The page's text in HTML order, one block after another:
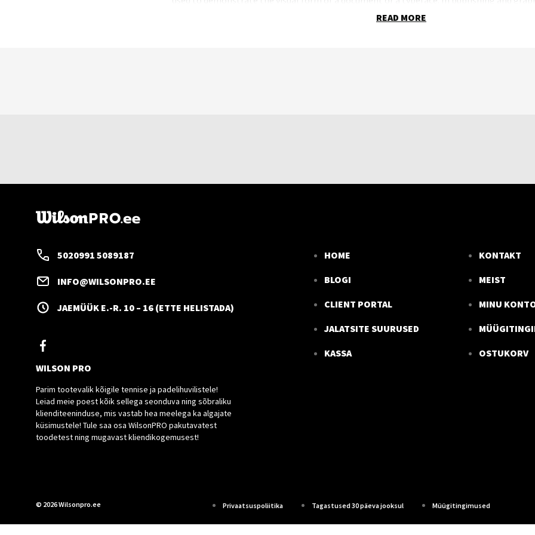
is a placeholder text commonly used to demonstrate the visual form of a
READ MORE
5020991 5089187
INFO@WILSONPRO.EE
JAEMÜÜK E.-R. 10 – 16 (ETTE HELISTADA)
HOME
BLOGI
CLIENT PORTAL
JALATSITE SUURUSED
KASSA
KONTAKT
MEIST
MINU
OSTUKORV
WILSON PRO
Parim tootevalik kõigile tennise ja padelihuvilistele!
Leiad meie poest kõik sellega seonduva ning sõbraliku
klienditeeninduse, mis vastab hea meelega ka algajate
küsimustele! Tule saa osa WilsonPRO pakutavatest
toodetest ning mugavast kliendikogemusest!
© 2026 Wilsonpro.ee Privaatsuspoliitika Tagastused 30 päeva jooksul Müügitingimused